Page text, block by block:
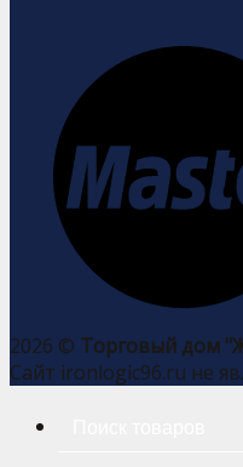
2026 © Торговый дом
Сайт ironlogic96.ru не